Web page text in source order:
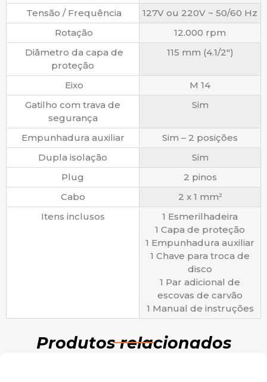
Tensão / Frequência
127V ou 220V ~ 50/60 Hz
Rotação
12.000 rpm
Diâmetro da capa de
proteção
115 mm (4.1/2″)
Eixo
M 14
Gatilho com trava de
segurança
Sim
Empunhadura auxiliar
Sim – 2 posições
Dupla isolação
Sim
Plug
2 pinos
Cabo
2 x 1 mm²
Itens inclusos
1 Esmerilhadeira
1 Capa de proteção
1 Empunhadura auxiliar
1 Chave para troca de
disco
1 Par adicional de
escovas de carvão
1 Manual de instruções
Produtos relacionados